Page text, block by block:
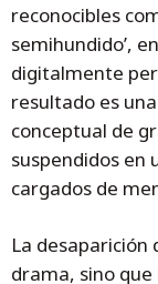
reconocibles
semihundido’,
digitalmente
resultado es
conceptual de
suspendidos en
cargados de
La desaparición
drama, sino que